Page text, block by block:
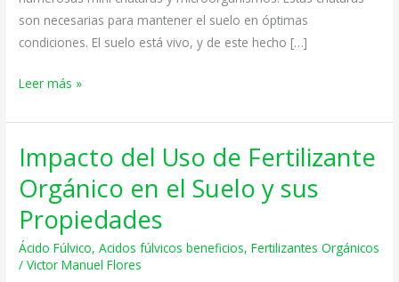
son necesarias para mantener el suelo en óptimas
condiciones. El suelo está vivo, y de este hecho […]
Leer más »
Impacto del Uso de Fertilizante
Orgánico en el Suelo y sus
Propiedades
Ácido Fúlvico,Acidos fúlvicos beneficios,Fertilizantes Orgánicos
/Victor Manuel Flores
Impacto
Uso
de
Fertilizante
Orgánico